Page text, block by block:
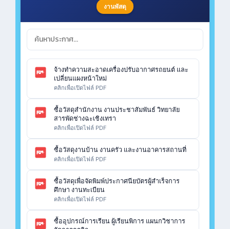
งานพัสดุ
จ้างทำความสะอาดเครื่องปรับอากาศรถยนต์ และ
เปลี่ยนแผงหน้าใหม่
คลิกเพื่อเปิดไฟล์ PDF
ซื้อวัสดุสำนักงาน งานประชาสัมพันธ์ วิทยาลัย
สารพัดช่างฉะเชิงเทรา
คลิกเพื่อเปิดไฟล์ PDF
ซื้อวัสดุงานบ้าน งานครัว และงานอาคารสถานที่
คลิกเพื่อเปิดไฟล์ PDF
ซื้อวัสดุเพื่อจัดพิมพ์ประกาศนียบัตรผู้สำเร็จการ
ศึกษา งานทะเบียน
คลิกเพื่อเปิดไฟล์ PDF
ซื้ออุปกรณ์การเรียน ผู้เรียนพิการ แผนกวิชาการ